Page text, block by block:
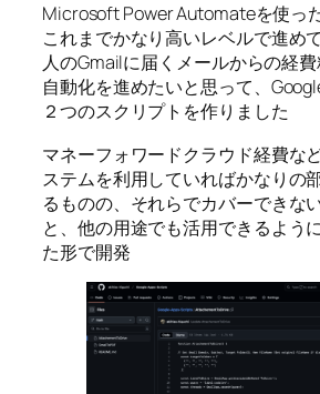
Microsoft Power Automateを使っ
これまでかなり高いレベルで進め
人のGmailに届くメールからの経
自動化を進めたいと思って、
２つのスクリプトを作りました
マネーフォワードクラウド経費な
ステムを利用していればかなりの
るものの、それらでカバーできな
と、他の用途でも活用できるよう
た形で開発